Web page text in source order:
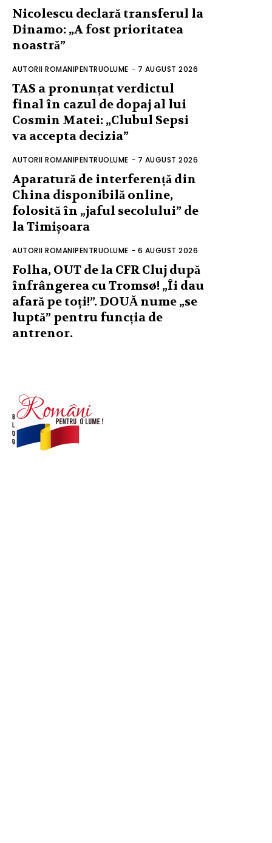
Nicolescu declară transferul la
Dinamo: „A fost prioritatea
noastră”
AUTORII ROMANIPENTRUOLUME - 7 AUGUST 2026
TAS a pronunțat verdictul
final în cazul de dopaj al lui
Cosmin Matei: „Clubul Sepsi
va accepta decizia”
AUTORII ROMANIPENTRUOLUME - 7 AUGUST 2026
Aparatură de interferență din
China disponibilă online,
folosită în „jaful secolului” de
la Timișoara
AUTORII ROMANIPENTRUOLUME - 6 AUGUST 2026
Folha, OUT de la CFR Cluj după
înfrângerea cu Tromsø! „Îi dau
afară pe toți!”. DOUĂ nume „se
luptă” pentru funcția de
antrenor.